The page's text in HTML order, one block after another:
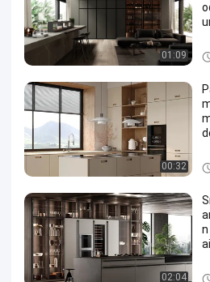
01:09
00:32
02:04